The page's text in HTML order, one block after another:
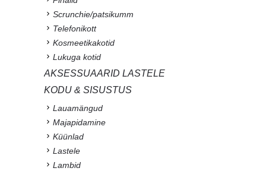
Scrunchie/patsikumm
Telefonikott
Kosmeetikakotid
Lukuga kotid
AKSESSUAARID LASTELE
KODU & SISUSTUS
Lauamängud
Majapidamine
Küünlad
Lastele
Lambid